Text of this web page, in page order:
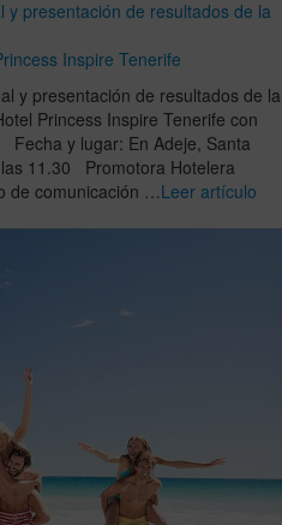
y presentación de resultados de la
Inspire Tenerife
y presentación de resultados de la
Princess Inspire Tenerife con
y lugar: En Adeje, Santa
11.30 Promotora Hotelera
de comunicación …Leer artículo